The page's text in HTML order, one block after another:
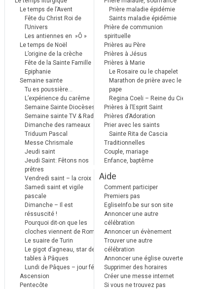
Le temps de l’Avent
Fête du Christ Roi de
l’Univers
Les antiennes en »Ô »
Le temps de Noël
L’origine de la crèche
Fête de la Sainte Famille
Epiphanie
Semaine sainte
Tu es poussière…
L’expérience du carême
Semaine Sainte Diocèses
Semaine sainte TV & Radio
Dimanche des rameaux
Triduum Pascal
Messe Chrismale
Jeudi saint
Jeudi Saint: Fêtons nos
prêtres
Vendredi saint – la croix
Samedi saint et vigile
pascale
Dimanche – Il est
réssuscité !
Pourquoi dit-on que les
cloches viennent de Rome ?
Le suaire de Turin
Le gigot d’agneau, star des
tables à Pâques
Lundi de Pâques – jour férié
Ascension
Pentecôte
Prière maladie épidémie
Saints maladie épidémie
Prière de communion
spirituelle
Prières au Père
Prières à Jésus
Prières à Marie
Le Rosaire ou le chapelet
Marathon de prière avec le
pape
Regina Coeli – Reine du Ciel
Prières à l’Esprit Saint
Prières d’Adoration
Prier avec les saints
Sainte Rita de Cascia
Traditionnelles
Couple, mariage
Enfance, baptême
Aide
Comment participer
Premiers pas
EgliseInfo.be sur son site
Annoncer une autre
célébration
Annoncer un évènement
Trouver une autre
célébration
Annoncer une église ouverte
Supprimer des horaires
Créer une messe internet
Si vous ne trouvez pas